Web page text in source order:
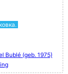
Bublé (geb. 1975)